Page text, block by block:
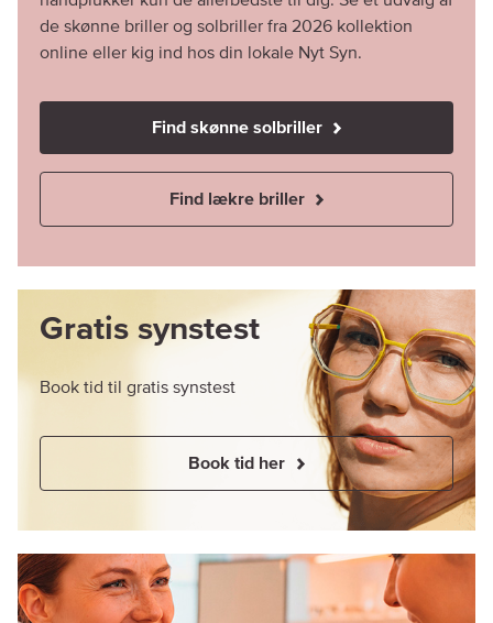
de skønne briller og solbriller fra 2026 kollektion
online eller kig ind hos din lokale Nyt Syn.
Find skønne solbriller
Find lækre briller
Gratis synstest
Book tid til gratis synstest
Book tid her